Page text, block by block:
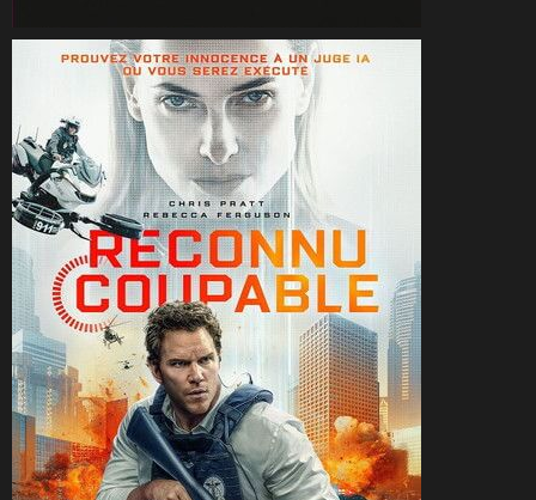
CineSam 19 juin 2026